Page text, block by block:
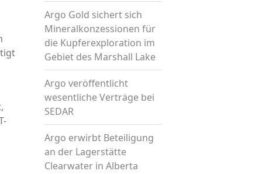
Argo Gold sichert sich
Mineralkonzessionen für
die Kupferexploration im
Gebiet des Marshall Lake
Argo veröffentlicht
wesentliche Verträge bei
SEDAR
Argo erwirbt Beteiligung
an der Lagerstätte
Clearwater in Alberta